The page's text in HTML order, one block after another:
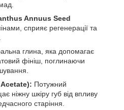
Annuus Seed
сприяє регенерації та
глина, яка допомагає
фініш, поглинаючи
Потужний
ніжну шкіру губ від впливу
старіння.